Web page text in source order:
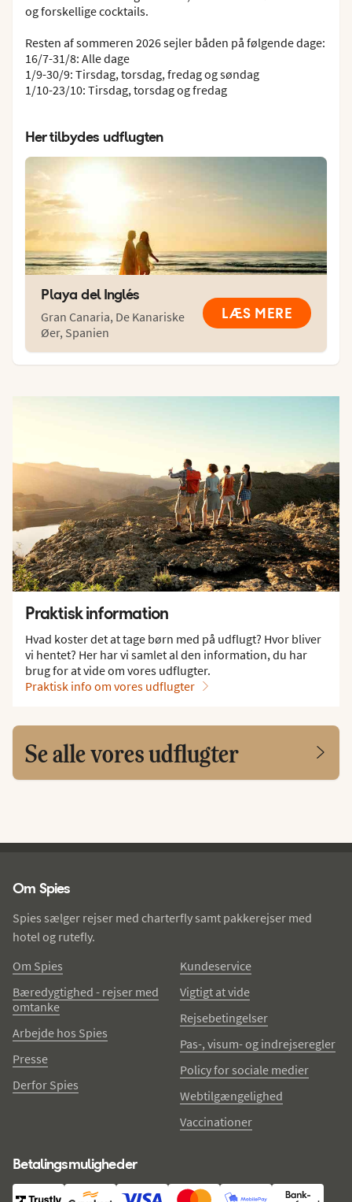
og forskellige cocktails.
Resten af sommeren 2026 sejler båden på følgende dage:
16/7-31/8: Alle dage
1/9-30/9: Tirsdag, torsdag, fredag og søndag
1/10-23/10: Tirsdag, torsdag og fredag
Her tilbydes udflugten
Playa del Inglés
Gran Canaria, De Kanariske
Øer, Spanien
LÆS MERE
Praktisk information
Hvad koster det at tage børn med på udflugt? Hvor bliver
vi hentet? Her har vi samlet al den information, du har
brug for at vide om vores udflugter.
Praktisk info om vores udflugter
Se alle vores udflugter
Om Spies
Spies sælger rejser med charterfly samt pakkerejser med
hotel og rutefly.
Om Spies
Bæredygtighed - rejser med
omtanke
Arbejde hos Spies
Presse
Derfor Spies
Kundeservice
Vigtigt at vide
Rejsebetingelser
Pas-, visum- og indrejseregler
Policy for sociale medier
Webtilgængelighed
Vaccinationer
Betalingsmuligheder